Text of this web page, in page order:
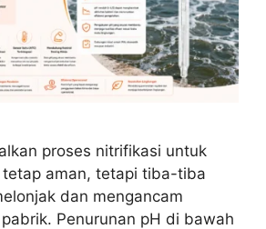
proses nitrifikasi untuk
tetap aman, tetapi tiba-tiba
dan mengancam
Penurunan pH di bawah